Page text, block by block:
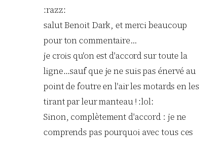
:razz:
salut Benoit Dark, et merci beaucoup
pour ton commentaire…
je crois qu'on est d'accord sur toute la
ligne…sauf que je ne suis pas énervé au
point de foutre en l'air les motards en les
tirant par leur manteau ! :lol:
Sinon, complètement d'accord : je ne
comprends pas pourquoi avec tous ces